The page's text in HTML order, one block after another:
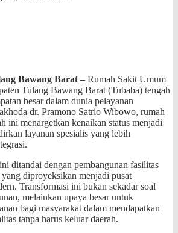
Bawang Barat – Rumah Sakit Umum
Tulang Bawang Barat (Tubaba) tengah
besar dalam dunia pelayanan
dr. Pramono Satrio Wibowo, rumah
ini menargetkan kenaikan status menjadi
layanan spesialis yang lebih
ditandai dengan pembangunan fasilitas
diproyeksikan menjadi pusat
Transformasi ini bukan sekadar soal
melainkan upaya besar untuk
bagi masyarakat dalam mendapatkan
tanpa harus keluar daerah.